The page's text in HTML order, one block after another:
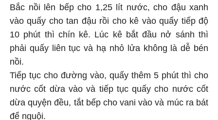
Bắc nồi lên bếp cho 1,25 lít nước, cho đậu xanh
vào quấy cho tan đậu rồi cho kê vào quấy tiếp độ
10 phút thì chín kê. Lúc kê bắt đầu nở sánh thì
phải quấy liên tục và hạ nhỏ lửa không là dễ bén
nồi.
Tiếp tục cho đường vào, quấy thêm 5 phút thì cho
nước cốt dừa vào và tiếp tục quấy cho nước cốt
dừa quyện đều, tắt bếp cho vani vào và múc ra bát
để nguội.